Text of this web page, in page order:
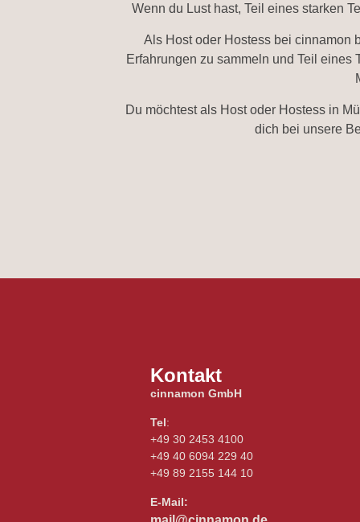
Wenn du Lust hast, Teil eines starken
Als Host oder Hostess bei cinnamon
Erfahrungen zu sammeln und Teil
Du möchtest als Host oder Hostess in
dich bei unsere
Kontakt
cinnamon GmbH
Tel:
+49 30 2453 4100
+49 40 6094 229 40
+49 89 2155 144 10
E-Mail: